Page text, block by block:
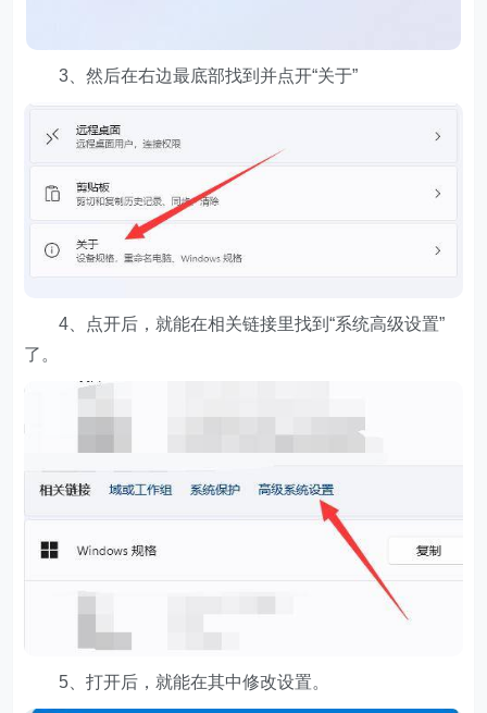
3、然后在右边最底部找到并点开“关于”
4、点开后，就能在相关链接里找到“系统高级设置”
了。
5、打开后，就能在其中修改设置。